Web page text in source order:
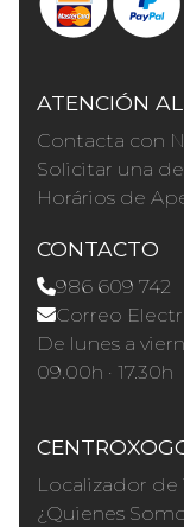
ATENCIÓN
Contacta con
Solicitar una
Horários de
CONTACTO
986 609 742
Correo
De lunes a
09.00h · 17.30h
Localizador de
¿Quienes